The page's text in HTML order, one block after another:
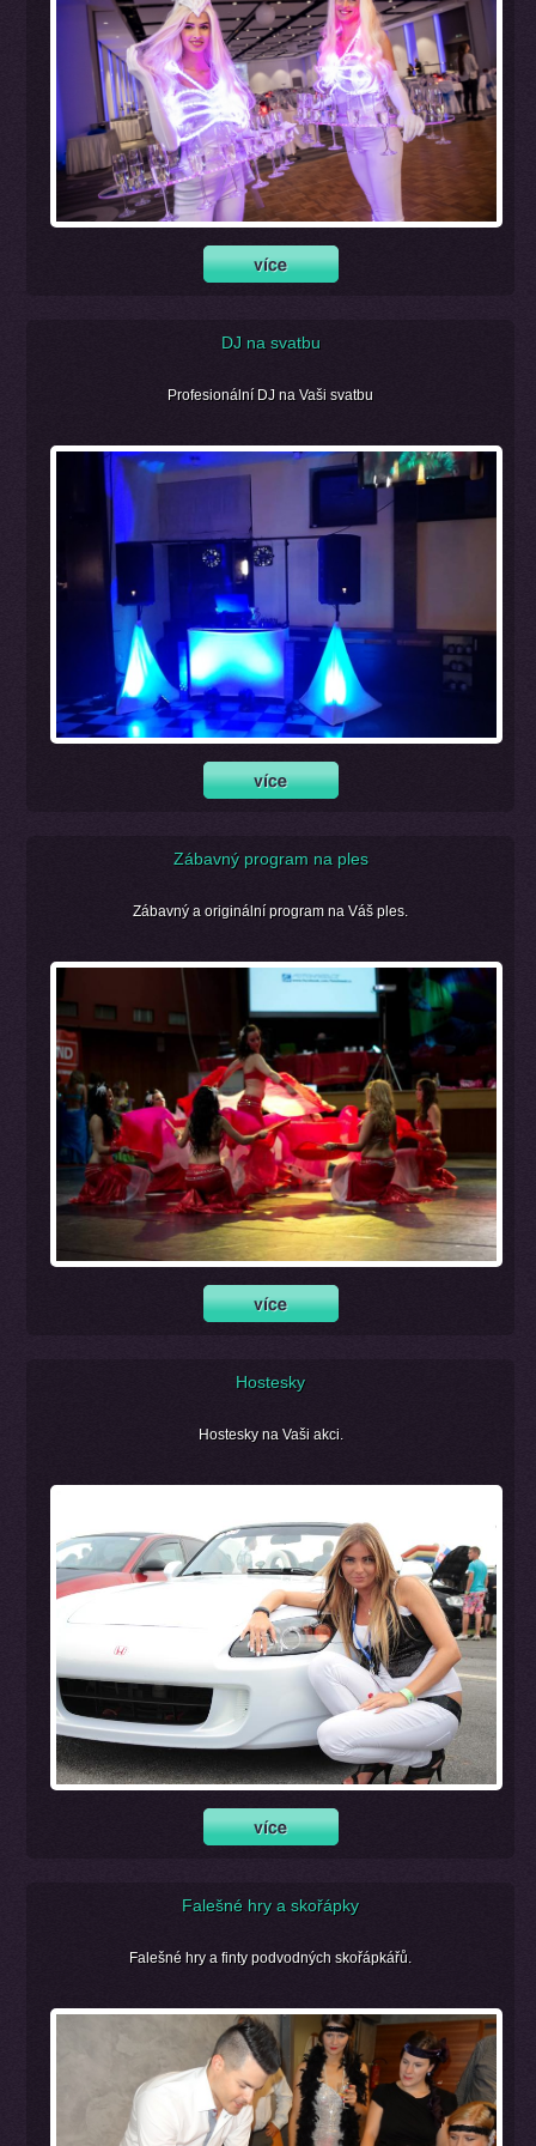
DJ na svatbu
Profesionální DJ na Vaši svatbu
Zábavný program na ples
Zábavný a originální program na Váš ples.
Hostesky
Hostesky na Vaši akci.
Falešné hry a skořápky
Falešné hry a finty podvodných skořápkářů.